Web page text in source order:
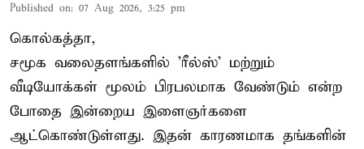
Published on: 07 Aug 2026, 3:25 pm
கொல்கத்தா,
சமூக வலைதளங்களில் 'ரீல்ஸ்' மற்றும்
வீடியோக்கள் மூலம் பிரபலமாக வேண்டும் என்ற
போதை இன்றைய இளைஞர்களை
ஆட்கொண்டுள்ளது. இதன் காரணமாக தங்களின்